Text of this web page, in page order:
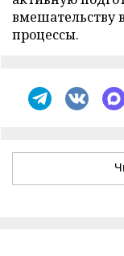
вмешательству
процессы.